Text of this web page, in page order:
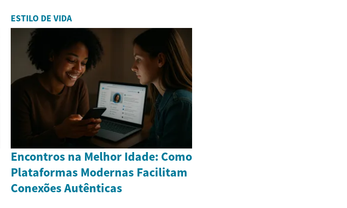
ESTILO DE VIDA
Encontros na Melhor Idade: Como
Plataformas Modernas Facilitam
Conexões Autênticas